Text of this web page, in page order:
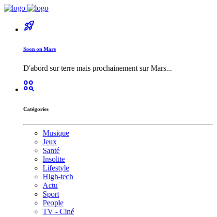
rocket_launch
Soon on Mars
D'abord sur terre mais prochainement sur Mars...
action_key
Catégories
Musique
Jeux
Santé
Insolite
Lifestyle
High-tech
Actu
Sport
People
TV - Ciné